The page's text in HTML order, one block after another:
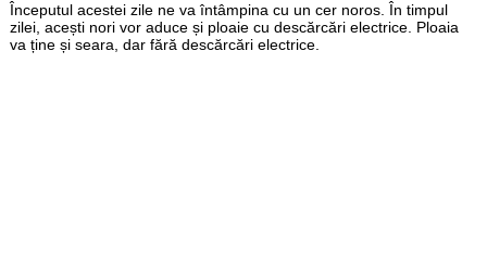
Începutul acestei zile ne va întâmpina cu un cer noros. În timpul
zilei, acești nori vor aduce și ploaie cu descărcări electrice. Ploaia
va ține și seara, dar fără descărcări electrice.